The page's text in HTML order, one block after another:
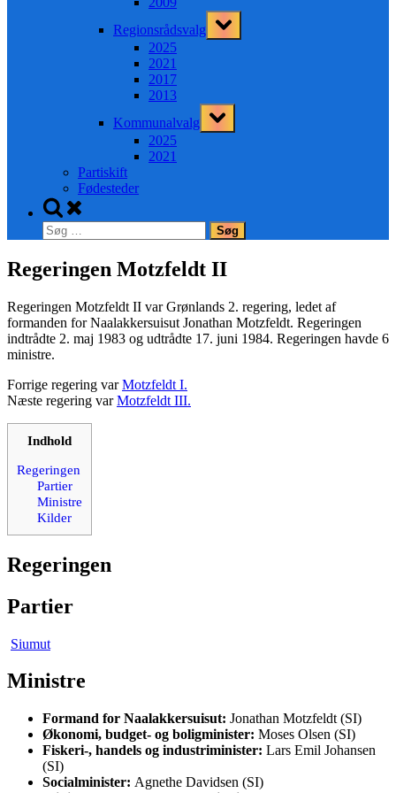
Regionsrådsvalg
Toggle
sub-
2025
2021
2017
2013
Kommunalvalg
Toggle
sub-
2025
2021
Partiskift
Fødesteder
Toggle
search
form
Søg
efter:
Regeringen Motzfeldt II
Regeringen Motzfeldt II var Grønlands 2. regering, ledet af
formanden for Naalakkersuisut Jonathan Motzfeldt. Regeringen
indtrådte 2. maj 1983 og udtrådte 17. juni 1984. Regeringen havde 6
ministre.
Forrige regering varMotzfeldt I.
Næste regering varMotzfeldt III.
Indhold
Regeringen
Partier
Ministre
Kilder
Regeringen
Partier
Siumut
Ministre
Formand for Naalakkersuisut: Jonathan Motzfeldt (SI)
Økonomi, budget- og boligminister: Moses Olsen (SI)
Fiskeri-, handels og industriminister: Lars Emil Johansen
(SI)
Socialminister: Agnethe Davidsen (SI)